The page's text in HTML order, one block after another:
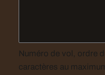
Numéro de vol, ordre du cortège, arrêt photo,
caractères au